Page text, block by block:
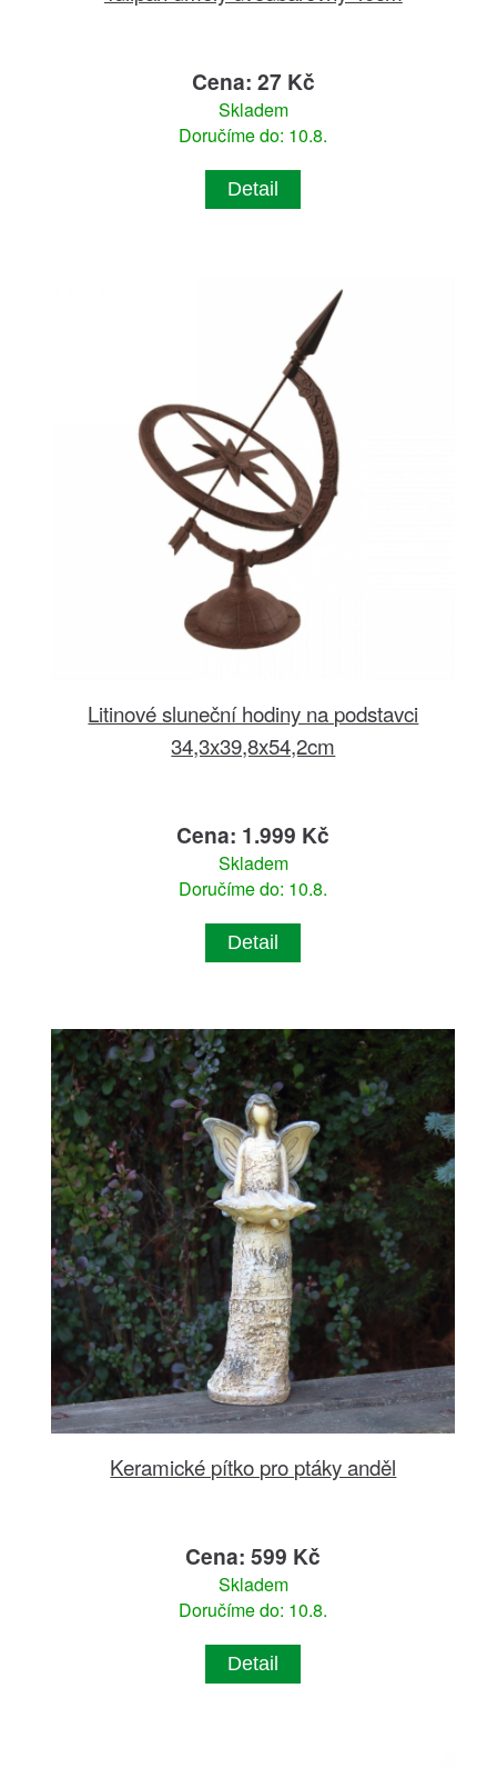
Cena: 27 Kč
Skladem
Doručíme do: 10.8.
Detail
Litinové sluneční hodiny na podstavci
34,3x39,8x54,2cm
Cena: 1.999 Kč
Skladem
Doručíme do: 10.8.
Detail
Keramické pítko pro ptáky anděl
Cena: 599 Kč
Skladem
Doručíme do: 10.8.
Detail